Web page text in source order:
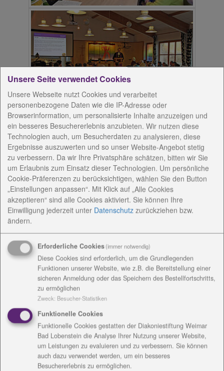
Unsere Seite verwendet Cookies
Unsere Webseite nutzt Cookies und verarbeitet
personenbezogene Daten wie die IP-Adresse oder
Browserinformation, um personalisierte Inhalte anzuzeigen und
ein besseres Besuchererlebnis anzubieten. Wir nutzen diese
Technologien auch, um Besucherdaten zu analysieren, diese
Ergebnisse auszuwerten und so unser Website-Angebot stetig
zu verbessern. Da wir Ihre Privatsphäre schätzen, bitten wir Sie
um Erlaubnis zum Einsatz dieser Technologien. Um persönliche
Cookie-Präferenzen zu berücksichtigen, wählen Sie den Button
„Einstellungen anpassen“. Mit Klick auf „Alle Cookies
akzeptieren“ sind alle Cookies aktiviert. Sie können Ihre
Einwilligung jederzeit unter Datenschutz zurückziehen bzw.
ändern.
Erforderliche Cookies(immer notwendig)
Diese Cookies sind erforderlich, um die Grundlegenden
Funktionen unserer Website, wie z.B. die Bereitstellung einer
sicheren Anmeldung oder das Speichern des Bestellfortschritts,
zu ermöglichen
Zweck: Besucher-Statistiken
Funktionelle Cookies
Funktionelle Cookies gestatten der Diakoniestiftung Weimar
Bad Lobenstein die Analyse Ihrer Nutzung unserer Website,
um Leistungen zu evaluieren und zu verbessern. Sie können
auch dazu verwendet werden, um ein besseres
Besuchererlebnis zu ermöglichen.